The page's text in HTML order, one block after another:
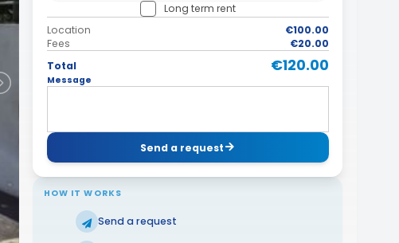
Long term rent
Location
€100.00
Fees
€20.00
Total
€120.00
Message
Send a request
HOW IT WORKS
Send a request